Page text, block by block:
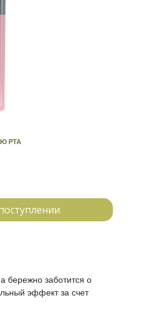
РТА
бережно заботится о
эффект за счет